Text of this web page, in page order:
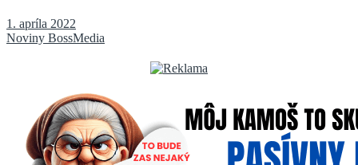
1. apríla 2022
Noviny BossMedia